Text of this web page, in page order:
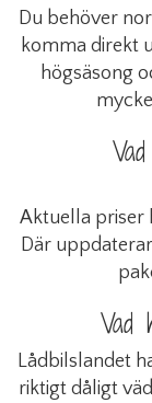
Du behöver
komma direkt
högsäsong
Aktuella priser
Där
Vad
Lådbilslandet
riktigt dåligt